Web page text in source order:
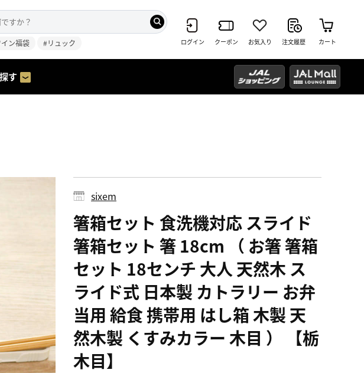
ン福袋 #リュック ログイン クーポン お気入り 注文履歴 カート
す
sixem
箸箱セット 食洗機対応 スライド
箸箱セット 箸 18cm （ お箸 箸箱
セット 18センチ 大人 天然木 ス
ライド式 日本製 カトラリー お弁
当用 給食 携帯用 はし箱 木製 天
然木製 くすみカラー 木目 ） 【栃
木目】